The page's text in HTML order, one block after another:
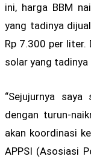
ini, harga BBM
yang tadinya
Rp 7.300 per liter.
solar yang tadinya
“Sejujurnya
dengan turun-
akan koordinasi
APPSI (Asosiasi